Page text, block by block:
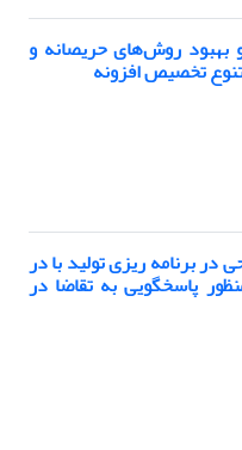
بهبود روش‌های حریصانه و
تخصیص افزونه
در برنامه‏ ریزی تولید با در
پاسخگویی به تقاضا در